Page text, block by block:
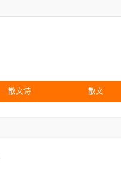
散文诗 散文